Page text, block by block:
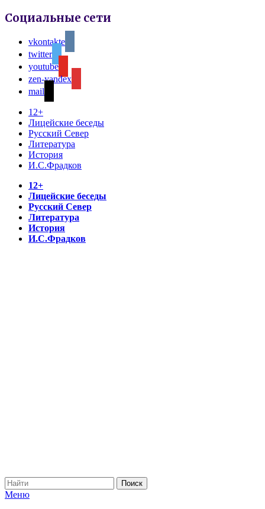
Социальные сети
vkontakte
twitter
youtube
zen-yandex
mail
12+
Лицейские беседы
Русский Север
Литература
История
И.С.Фрадков
12+
Лицейские беседы
Русский Север
Литература
История
И.С.Фрадков
Меню